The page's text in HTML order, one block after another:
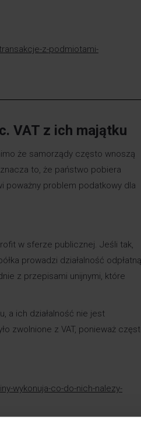
z-podmiotami-
VAT z ich majątku
że samorządy często wnoszą
to, że państwo pobiera
poważny problem podatkowy dla
w sferze publicznej. Jeśli tak,
prowadzi działalność
z przepisami unijnymi, które
a ich działalność nie jest
zwolnione z VAT, ponieważ
wykonuja-co-do-nich-nalezy-